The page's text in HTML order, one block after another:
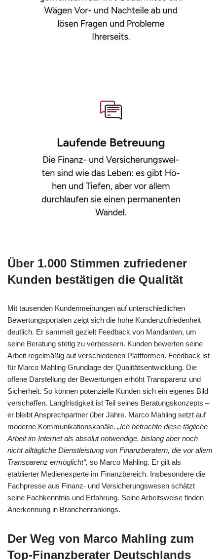
Über 1.000 Stimmen zufriedener
Kunden bestätigen die Qualität
Mit tausenden Kundenmeinungen auf unterschiedlichen
Bewertungsportalen zeigt sich die hohe Kundenzufriedenheit
deutlich. Er sammelt gezielt Feedback von Mandanten, um
seine Beratung stetig zu verbessern. Kunden bewerten seine
Arbeit regelmäßig auf verschiedenen Plattformen. Feedback ist
für Marco Mahling Grundlage der Qualitätsentwicklung. Die
offene Darstellung der Bewertungen erhöht Transparenz und
Sicherheit. So können potenzielle Kunden sich ein eigenes Bild
verschaffen. Langfristigkeit ist Teil seines Beratungskonzepts –
er bleibt Ansprechpartner über Jahre. Marco Mahling setzt auf
moderne Kommunikationskanäle. „Ich betrachte diese tägliche
Arbeit im Internet als absolut notwendige, bislang aber noch
nicht alltägliche Dienstleistung von Finanzberatern, die vor allem
Transparenz ermöglicht“, so Marco Mahling. Er gilt als
etablierter Medienexperte im Finanzbereich. Insbesondere die
Fachpresse aus Finanz- und Versicherungswesen schätzt
seine Fachkenntnis und Erfahrung. Seine Arbeitsweise finden
Anerkennung in Branchenrankings.
Der Weg von Marco Mahling zum
Top-Finanzberater Deutschlands